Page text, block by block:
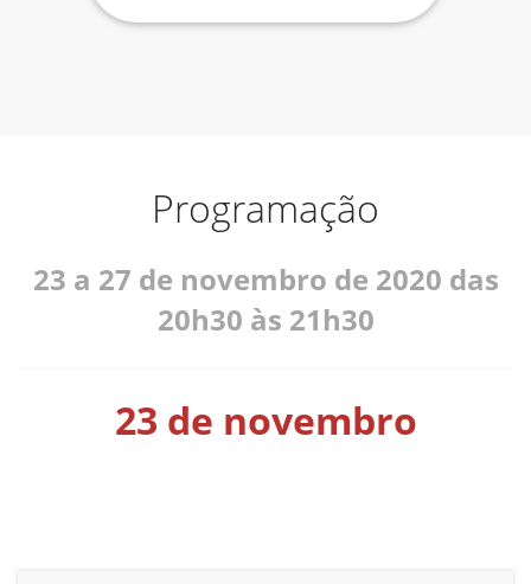
Programação
23 a 27 de novembro de 2020 das
20h30 às 21h30
23 de novembro